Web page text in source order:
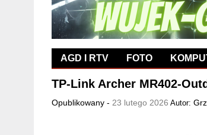
AGD I RTV FOTO
TP-Link Archer MR402-
Opublikowany - 23 lutego 2026 Autor: